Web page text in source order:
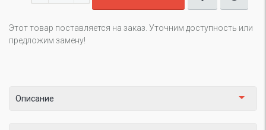
Этот товар поставляется на заказ. Уточним доступность или
предложим замену!
Описание